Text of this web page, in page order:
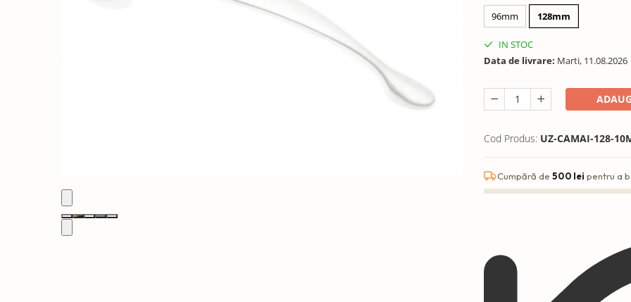
96mm 128mm
IN STOC
Data de livrare: Marti, 11.08.2026
Cod Produs: UZ-CAMAI-128-
Cumpără de 500 lei pentru a